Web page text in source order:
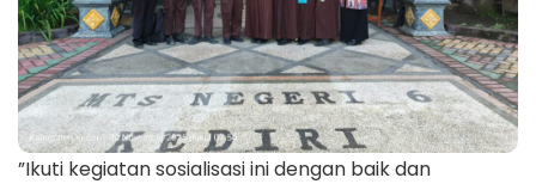
”Ikuti kegiatan sosialisasi ini dengan baik dan